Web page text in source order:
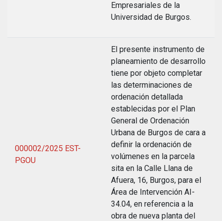
Empresariales de la
Universidad de Burgos.
000002/2025 EST-
PGOU
El presente instrumento de
planeamiento de desarrollo
tiene por objeto completar
las determinaciones de
ordenación detallada
establecidas por el Plan
General de Ordenación
Urbana de Burgos de cara a
definir la ordenación de
volúmenes en la parcela
sita en la Calle Llana de
Afuera, 16, Burgos, para el
Área de Intervención AI-
34.04, en referencia a la
obra de nueva planta del